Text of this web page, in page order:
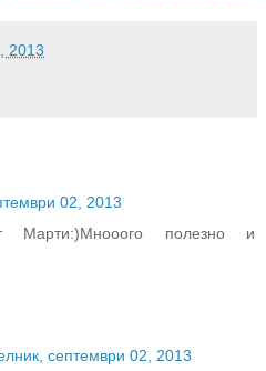
2013
02, 2013
Марти:)Мнооого полезно и
септември 02, 2013